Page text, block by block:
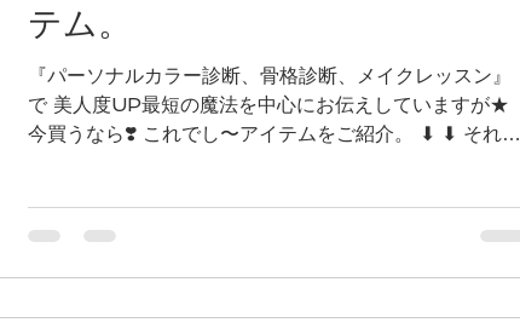
テム。
『パーソナルカラー診断、骨格診断、メイクレッスン』
で 美人度UP最短の魔法を中心にお伝えしていますが★
今買うなら❣️ これでし〜アイテムをご紹介。 ⬇︎ ⬇︎ それは